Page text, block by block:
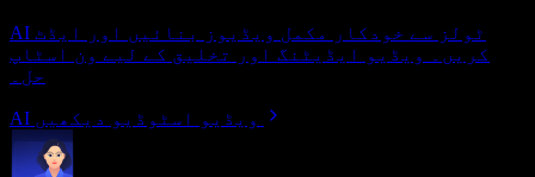
AI ٹولز سے خودکار مکمل ویڈیوز بنائیں اور ایڈٹ
کریں۔ ویڈیو ایڈیٹنگ اور تخلیق کے لیے ون اسٹاپ
حل۔
AI ویڈیو اسٹوڈیو دیکھیں